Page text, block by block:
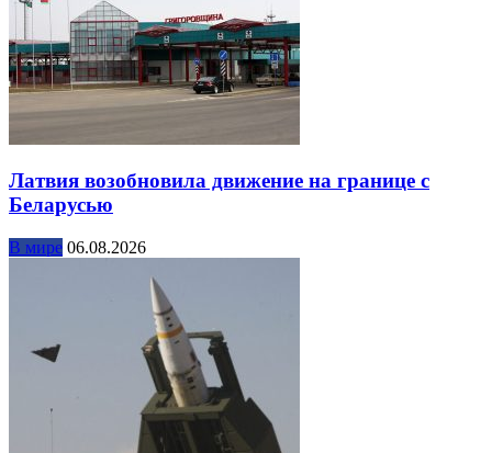
Латвия возобновила движение на границе с
Беларусью
В мире 06.08.2026